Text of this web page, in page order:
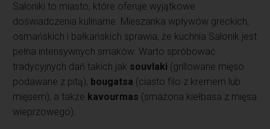
Saloniki to miasto, które oferuje wyjątkowe
doświadczenia kulinarne. Mieszanka wpływów greckich,
osmańskich i bałkańskich sprawia, że kuchnia Salonik jest
pełna intensywnych smaków. Warto spróbować
tradycyjnych dań takich jak souvlaki (grillowane mięso
podawane z pitą), bougatsa (ciasto filo z kremem lub
mięsem), a także kavourmas (smażona kiełbasa z mięsa
wieprzowego).